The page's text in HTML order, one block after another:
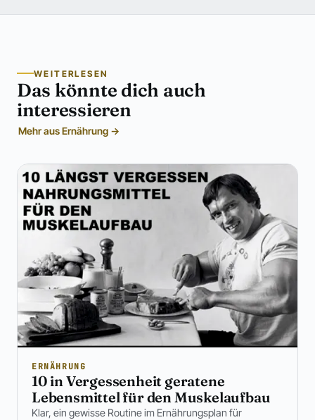
WEITERLESEN
Das könnte dich auch
interessieren
Mehr aus Ernährung →
ERNÄHRUNG
10 in Vergessenheit geratene
Lebensmittel für den Muskelaufbau
Klar, ein gewisse Routine im Ernährungsplan für